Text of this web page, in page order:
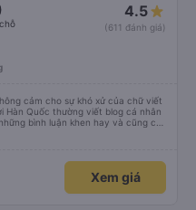
4.5
(611 đánh giá)
cảm cho sự khó xử của chữ viết
Hàn Quốc thường viết blog cá nhân
bình luận khen hay và cũng có
lo lắng. Đó là một sự lo lắng vô
저는 다낭에서 꾸이년가는 버스를 탔습
지는 모르겠는데, 제가 탄 버스는 쾌적
합니다. 뭐 경적소리야 베트남에서는
Xem giá